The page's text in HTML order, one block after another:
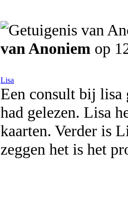
van Anoniem op
Lisa
Een consult bij lisa
had gelezen. Lisa
kaarten. Verder is
zeggen het is het